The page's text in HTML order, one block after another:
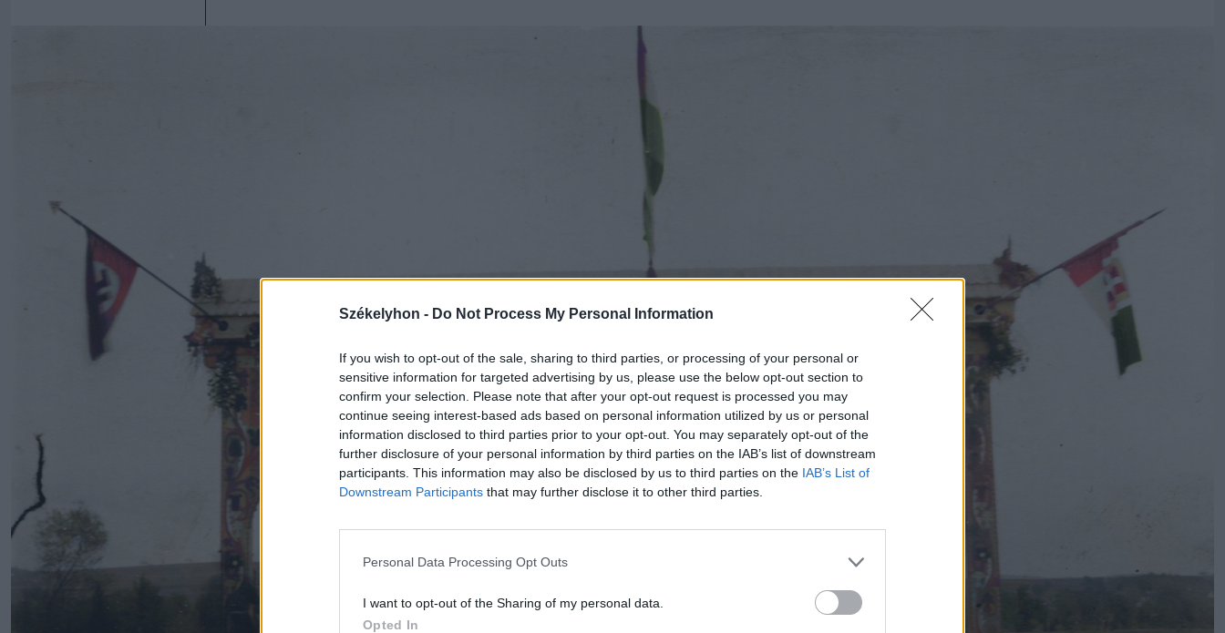
Székelyhon - Do Not Process My Personal Information
If you wish to opt-out of the sale, sharing to third parties, or processing of your personal or
sensitive information for targeted advertising by us, please use the below opt-out section to
confirm your selection. Please note that after your opt-out request is processed you may
continue seeing interest-based ads based on personal information utilized by us or personal
information disclosed to third parties prior to your opt-out. You may separately opt-out of the
further disclosure of your personal information by third parties on the IAB’s list of downstream
participants. This information may also be disclosed by us to third parties on the IAB’s List of
Downstream Participants that may further disclose it to other third parties.
Personal Data Processing Opt Outs
I want to opt-out of the Sharing of my personal data.
Opted In